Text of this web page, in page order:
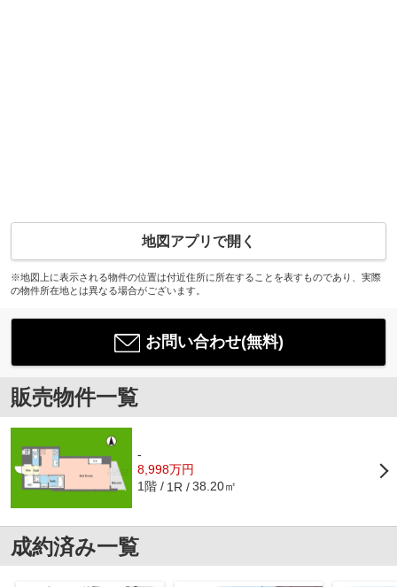
地図アプリで開く
※地図上に表示される物件の位置は付近住所に所在することを表すものであり、実際
の物件所在地とは異なる場合がございます。
お問い合わせ(無料)
販売物件一覧
-
8,998万円
1階 1R 38.20㎡
成約済み一覧